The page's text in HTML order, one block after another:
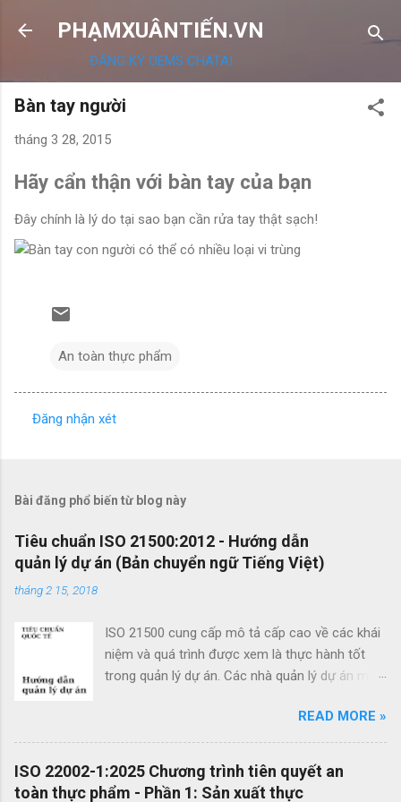
Chuyển đến nội dung chính
PHẠMXUÂNTIẾN.VN
ĐĂNG KÝ OEMS CHATAI
Bàn tay người
tháng 3 28, 2015
Hãy cẩn thận với bàn tay của bạn
Đây chính là lý do tại sao bạn cần rửa tay thật sạch!
An toàn thực phẩm
x
é
t
Đăng nhận xét
Bài đăng phổ biến từ blog này
Tiêu chuẩn ISO 21500:2012 - Hướng dẫn
quản lý dự án (Bản chuyển ngữ Tiếng Việt)
tháng 2 15, 2018
ISO 21500 cung cấp mô tả cấp cao về các khái
niệm và quá trình được xem là thực hành tốt
trong quản lý dự án. Các nhà quản lý dự án mới
nghiệm có thể sử dụng hướng dẫn quản lý dự
án theo tiêu chuẩn này để cải thiện thành công
của dự án và đạt được kết quả kinh doanh. Các
lợi ích của ISO 21500 bao gồm: Khuyến khích
READ MORE »
ISO 22002-1:2025 Chương trình tiên quyết an
toàn thực phẩm - Phần 1: Sản xuất thực